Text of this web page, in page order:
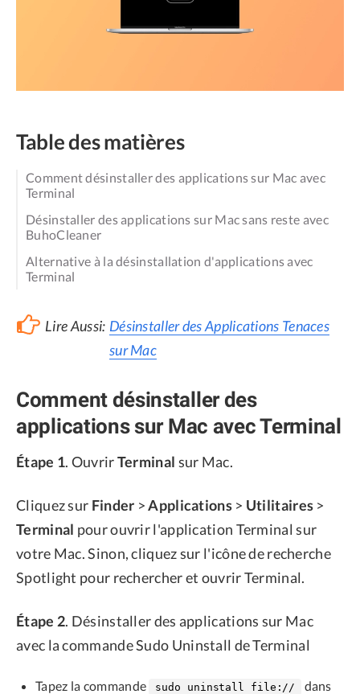
Table des matières
Comment désinstaller des applications sur Mac avec
Terminal
Désinstaller des applications sur Mac sans reste avec
BuhoCleaner
Alternative à la désinstallation d'applications avec
Terminal
Lire Aussi: Désinstaller des Applications Tenaces
sur Mac
Comment désinstaller des
applications sur Mac avec Terminal
Étape 1. OuvrirTerminal sur Mac.
Cliquez sur Finder >Applications> Utilitaires >
Terminal pour ouvrir l'application Terminal sur
votre Mac. Sinon, cliquez sur l'icône de recherche
Spotlight pour rechercher et ouvrir Terminal.
Étape 2. Désinstaller des applications sur Mac
avec la commande Sudo Uninstall de Terminal
Tapez la commande sudo uninstall file://
dans